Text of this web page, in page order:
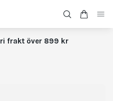
frakt över 899 kr